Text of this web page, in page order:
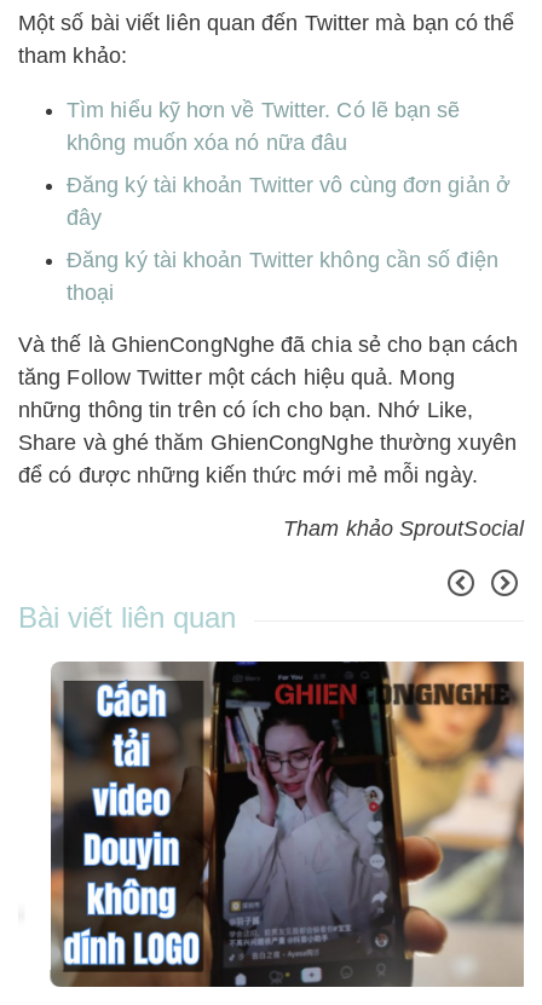
Một số bài viết liên quan đến Twitter mà bạn có thể
tham khảo:
Tìm hiểu kỹ hơn về Twitter. Có lẽ bạn sẽ
không muốn xóa nó nữa đâu
Đăng ký tài khoản Twitter vô cùng đơn giản ở
đây
Đăng ký tài khoản Twitter không cần số điện
thoại
Và thế là GhienCongNghe đã chia sẻ cho bạn cách
tăng Follow Twitter một cách hiệu quả. Mong
những thông tin trên có ích cho bạn. Nhớ Like,
Share và ghé thăm GhienCongNghe thường xuyên
để có được những kiến thức mới mẻ mỗi ngày.
Tham khảo SproutSocial
Bài viết liên quan